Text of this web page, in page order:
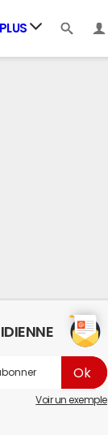
PLUS
Voir un exemple